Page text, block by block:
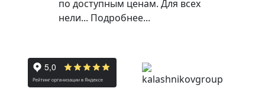
по доступным ценам. Для всех
нели... Подробнее...